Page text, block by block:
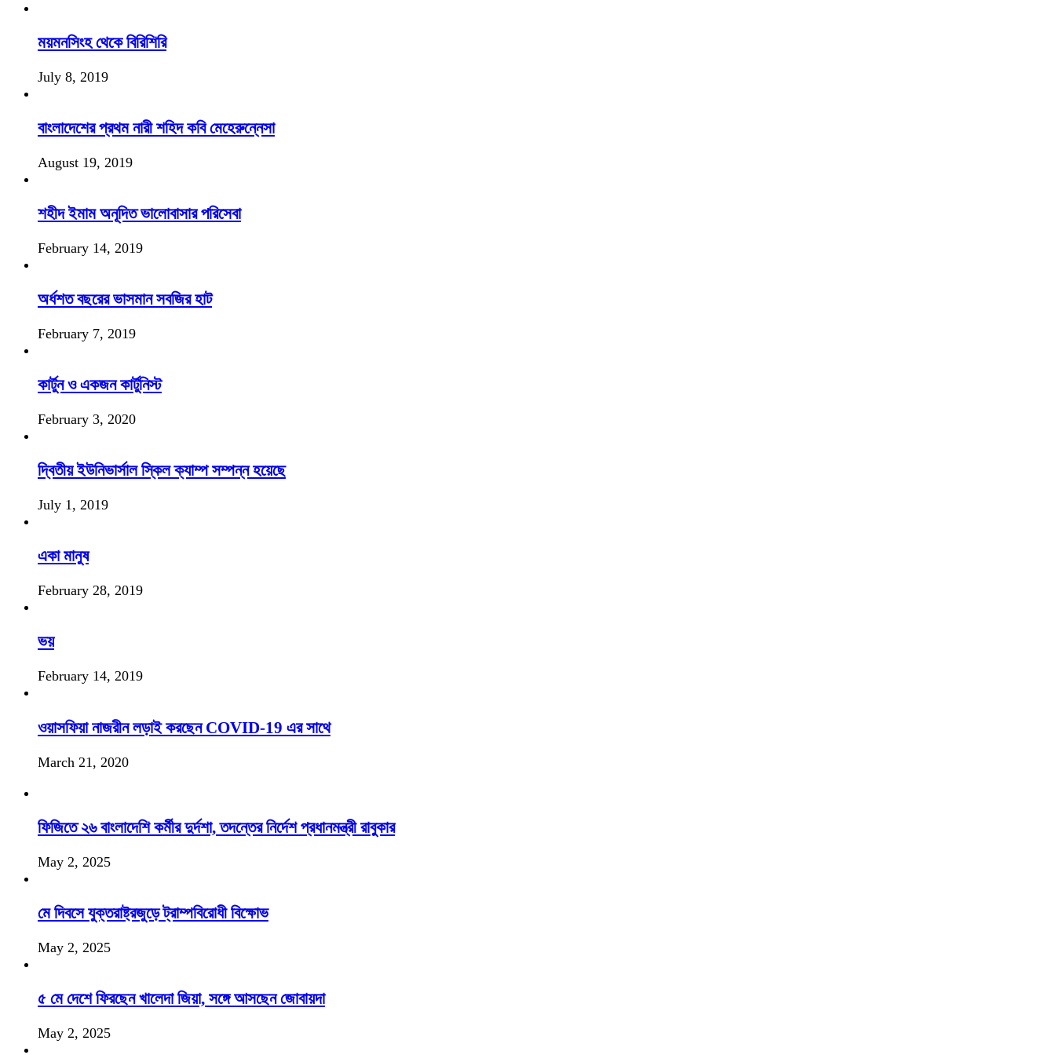
ময়মনসিংহ থেকে বিরিশিরি
July 8, 2019
বাংলাদেশের প্রথম নারী শহিদ কবি মেহেরুন্নেসা
August 19, 2019
শহীদ ইমাম অনূদিত ভালোবাসার পরিসেবা
February 14, 2019
অর্ধশত বছরের ভাসমান সবজির হাট
February 7, 2019
কার্টুন ও একজন কার্টুনিস্ট
February 3, 2020
দ্বিতীয় ইউনিভার্সাল স্কিল ক্যাম্প সম্পন্ন হয়েছে
July 1, 2019
একা মানুষ
February 28, 2019
ভয়
February 14, 2019
ওয়াসফিয়া নাজরীন লড়াই করছেন COVID-19 এর সাথে
March 21, 2020
ফিজিতে ২৬ বাংলাদেশি কর্মীর দুর্দশা, তদন্তের নির্দেশ প্রধানমন্ত্রী রাবুকার
May 2, 2025
মে দিবসে যুক্তরাষ্ট্রজুড়ে ট্রাম্পবিরোধী বিক্ষোভ
May 2, 2025
৫ মে দেশে ফিরছেন খালেদা জিয়া, সঙ্গে আসছেন জোবায়দা
May 2, 2025